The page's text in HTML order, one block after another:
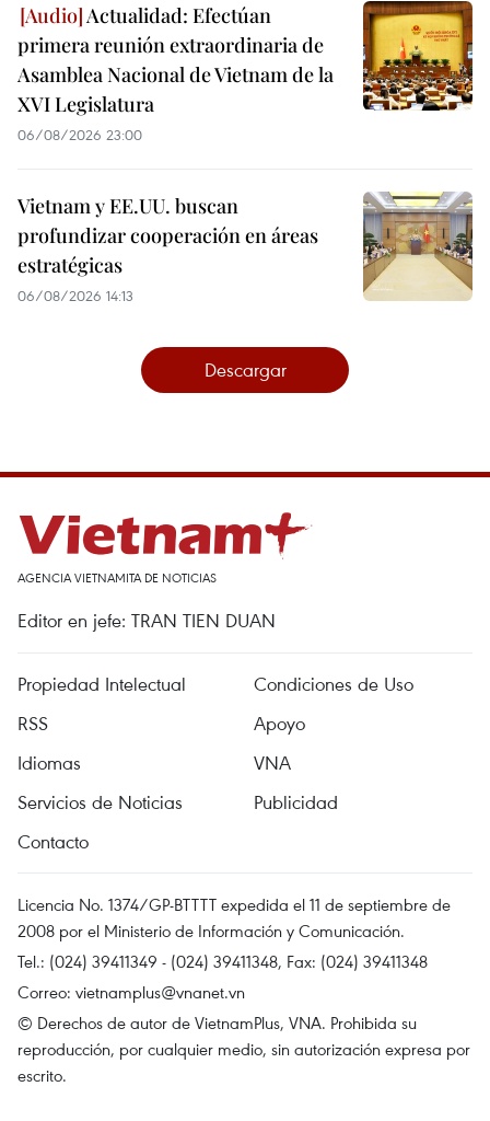
Actualidad: Efectúan
primera reunión extraordinaria de
Asamblea Nacional de Vietnam de la
XVI Legislatura
06/08/2026 23:00
Vietnam y EE.UU. buscan
profundizar cooperación en áreas
estratégicas
06/08/2026 14:13
Descargar
AGENCIA VIETNAMITA DE NOTICIAS
Editor en jefe: TRAN TIEN DUAN
Propiedad Intelectual
Condiciones de Uso
RSS
Apoyo
Idiomas
VNA
Servicios de Noticias
Publicidad
Contacto
Licencia No. 1374/GP-BTTTT expedida el 11 de septiembre de
2008 por el Ministerio de Información y Comunicación.
Tel.: (024) 39411349 - (024) 39411348, Fax: (024) 39411348
Correo: vietnamplus@vnanet.vn
© Derechos de autor de VietnamPlus, VNA. Prohibida su
reproducción, por cualquier medio, sin autorización expresa por
escrito.